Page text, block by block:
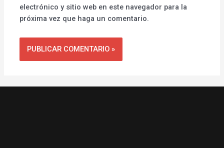
electrónico y sitio web en este navegador para la
próxima vez que haga un comentario.